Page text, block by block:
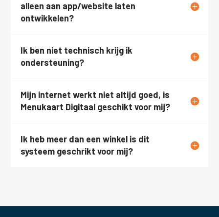
alleen aan app/website laten
ontwikkelen?
Ik ben niet technisch krijg ik
ondersteuning?
Mijn internet werkt niet altijd goed, is
Menukaart Digitaal geschikt voor mij?
Ik heb meer dan een winkel is dit
systeem geschrikt voor mij?